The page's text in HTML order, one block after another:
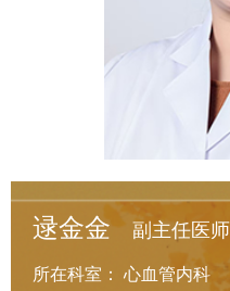
逯金金 副主任医师
所在科室： 心血管内科